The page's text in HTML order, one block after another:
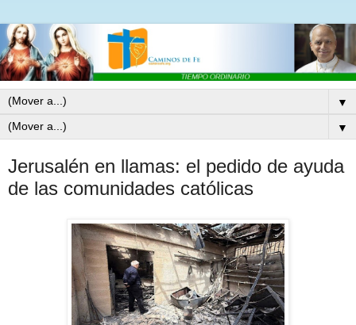
▼
▼
Jerusalén en llamas: el pedido de ayuda
de las comunidades católicas